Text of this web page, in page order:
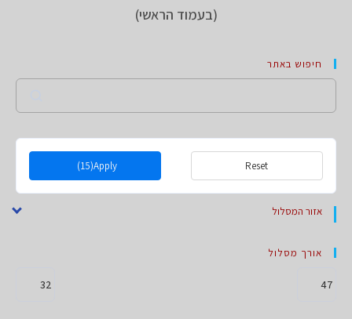
(בעמוד הראשי)
חיפוש באתר
Apply
(15) Reset
אזור המסלול
אורך מסלול